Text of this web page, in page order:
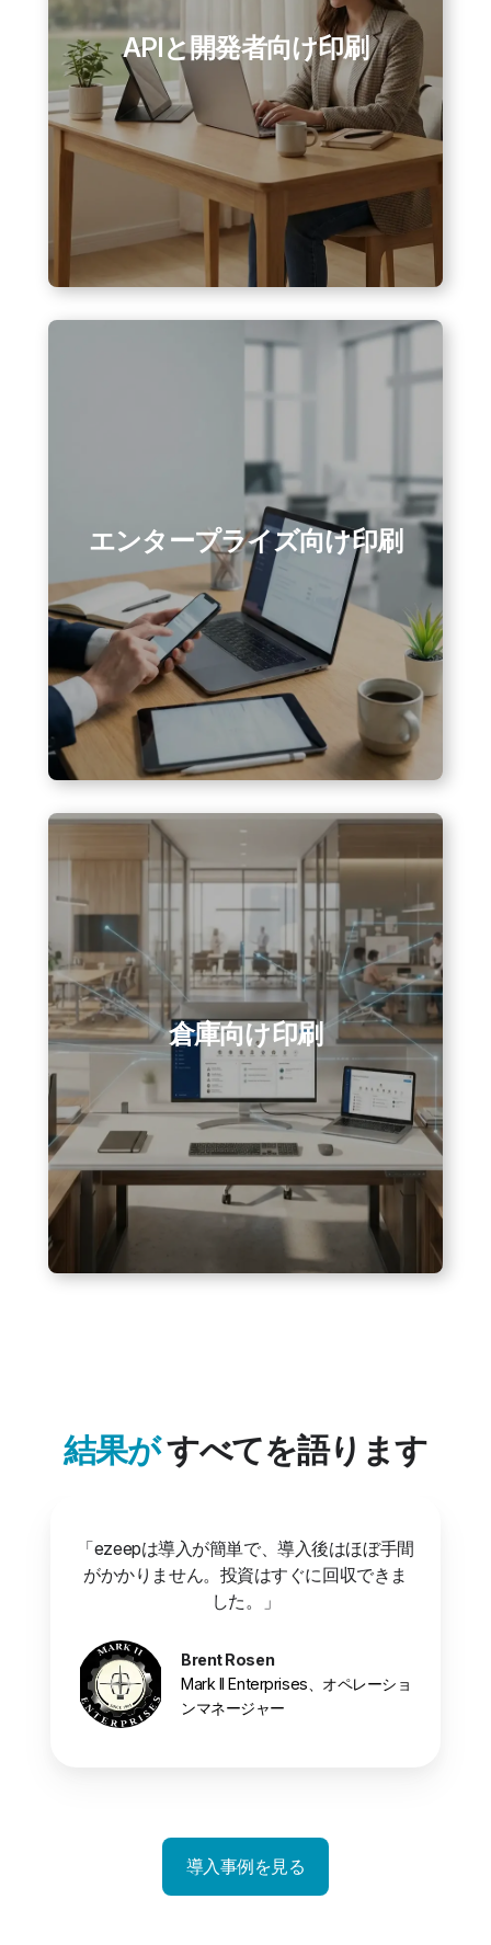
APIと開発者向け印刷
エンタープライズ向け印刷
倉庫向け印刷
結果がすべてを語ります
「ezeepは導入が簡単で、導入後はほぼ手間
がかかりません。投資はすぐに回収できま
した。」
Brent Rosen
Mark II Enterprises、オペレーショ
ンマネージャー
導入事例を見る